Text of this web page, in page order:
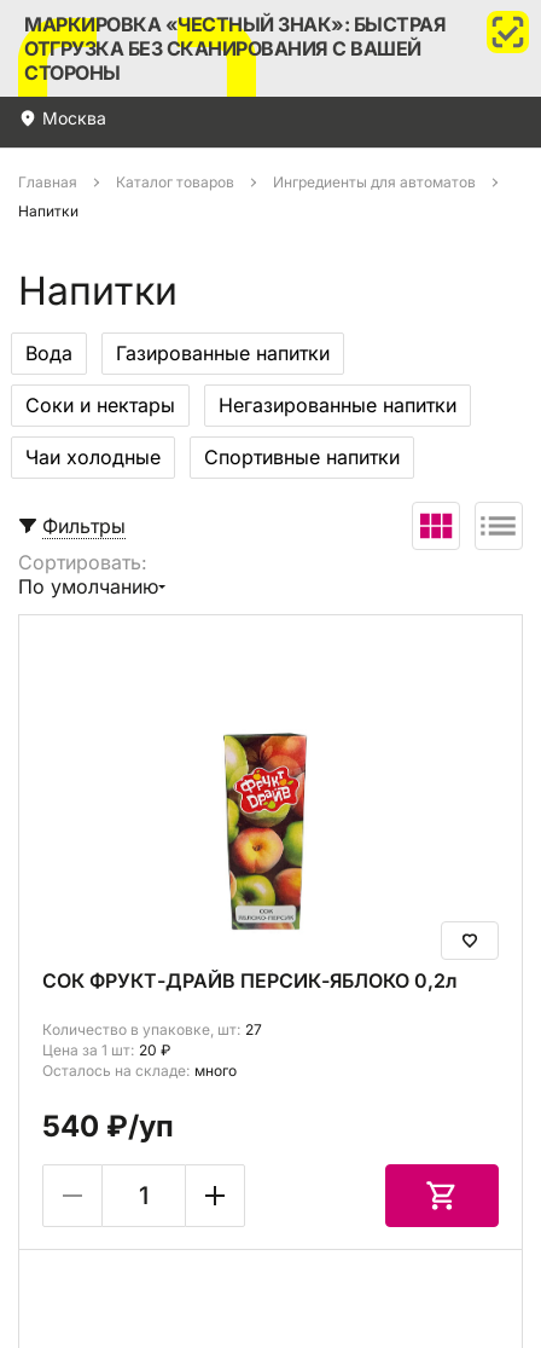
МАРКИРОВКА «ЧЕСТНЫЙ ЗНАК»: БЫСТРАЯ
ОТГРУЗКА БЕЗ СКАНИРОВАНИЯ С ВАШЕЙ
СТОРОНЫ
Москва
Главная Каталог товаров
Ингредиенты для автоматов
Напитки
Напитки
Вода Газированные напитки
Соки и нектары Негазированные напитки
Чаи холодные Спортивные напитки
Фильтры
Сортировать:
По умолчанию
Выбрать все
СОК ФРУКТ-ДРАЙВ ПЕРСИК-ЯБЛОКО 0,2л
Количество в упаковке, шт: 27
Цена за 1 шт: 20 ₽
Осталось на складе: много
540 ₽/уп